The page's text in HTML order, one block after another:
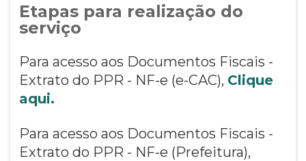
Etapas para realização do
serviço
Para acesso aos Documentos Fiscais -
Extrato do PPR - NF-e (e-CAC), Clique
aqui.
Para acesso aos Documentos Fiscais -
Extrato do PPR - NF-e (Prefeitura),